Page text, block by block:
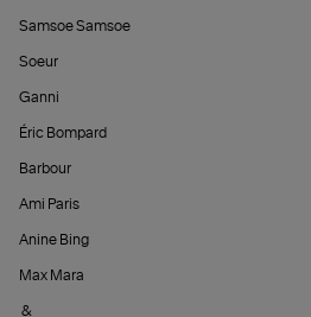
Samsoe Samsoe
Soeur
Ganni
Éric Bompard
Barbour
Ami Paris
Anine Bing
Max Mara
&